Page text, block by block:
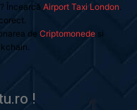
Încearcă Airport Taxi London
de Criptomonedesi
!